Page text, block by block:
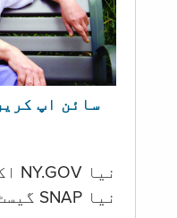
سائن اپ
نیا NY.GOV اکاؤنٹ بنائیں
نیا SNAP گیسٹ اکاؤنٹ بنائیں